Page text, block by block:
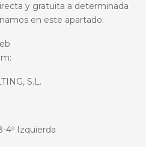
y gratuita a determinada
en este apartado.
:
S.L.
4º Izquierda